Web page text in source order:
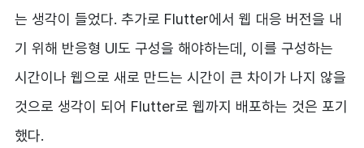
는 생각이 들었다. 추가로 Flutter에서 웹 대응 버전을 내
기 위해 반응형 UI도 구성을 해야하는데, 이를 구성하는
시간이나 웹으로 새로 만드는 시간이 큰 차이가 나지 않을
것으로 생각이 되어 Flutter로 웹까지 배포하는 것은 포기
했다.